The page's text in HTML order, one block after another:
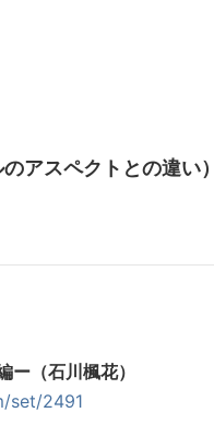
アスペクトとの違い）
（石川楓花）
set/2491